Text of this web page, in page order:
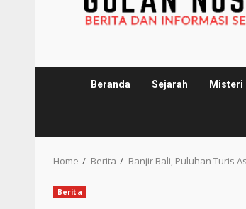
Beranda Sejarah Misteri
Home Berita Banjir Bali, Puluhan Turis
Berita